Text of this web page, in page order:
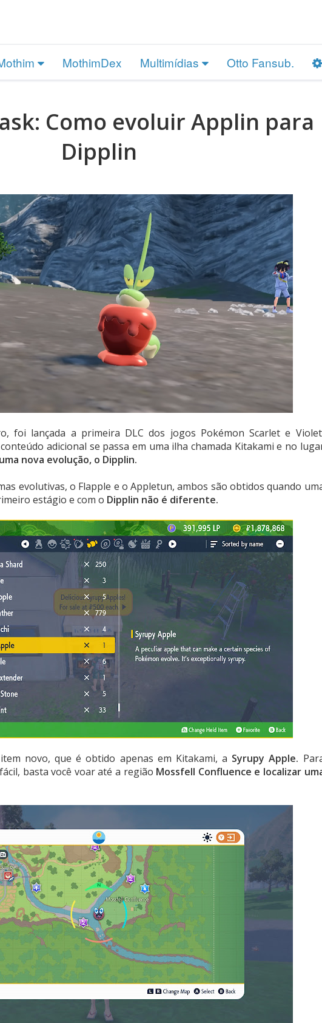
MothimDex Multimídias Otto Fansub.
Como evoluir Applin para
Dipplin
foi lançada a primeira DLC dos jogos Pokémon Scarlet e
adicional se passa em uma ilha chamada Kitakami e no
nova evolução, o Dipplin.
evolutivas, o Flapple e o Appletun, ambos são obtidos quando
estágio e com o Dipplin não é diferente.
novo, que é obtido apenas em Kitakami, a Syrupy Apple.
basta você voar até a região Mossfell Confluence e localizar